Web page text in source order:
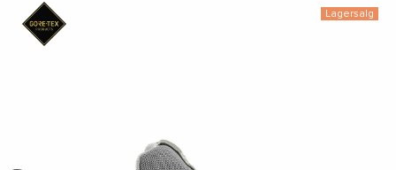
Lagersalg